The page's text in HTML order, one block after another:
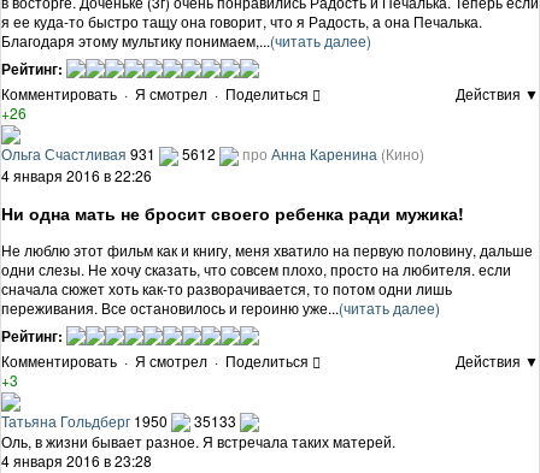
я ее куда-то быстро тащу она говорит, что я Радость, а она Печалька.
Благодаря этому мультику понимаем,...(читать далее)
Рейтинг:
Комментировать · Я смотрел · Поделиться
Действия ▼
+26
Ольга Счастливая 931 5612 про Анна Каренина (Кино)
4 января 2016 в 22:26
Ни одна мать не бросит своего ребенка ради мужика!
Не люблю этот фильм как и книгу, меня хватило на первую половину, дальше
одни слезы. Не хочу сказать, что совсем плохо, просто на любителя. если
сначала сюжет хоть как-то разворачивается, то потом одни лишь
переживания. Все остановилось и героиню уже...(читать далее)
Рейтинг:
Комментировать · Я смотрел · Поделиться
Действия ▼
+3
Татьяна Гольдберг 1950
35133
Оль, в жизни бывает разное. Я встречала таких матерей.
4 января 2016 в 23:28